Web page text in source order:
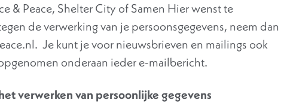
& Peace, Shelter City of Samen Hier wenst te
de verwerking van je persoonsgegevens, neem dan
Je kunt je voor nieuwsbrieven en mailings ook
onderaan ieder e-mailbericht.
verwerken van persoonlijke gegevens